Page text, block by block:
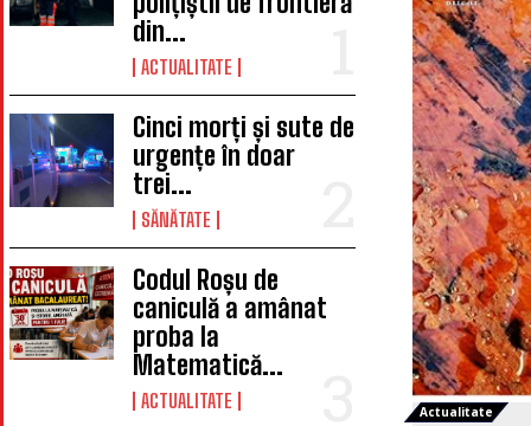
din...
ACTUALITATE
Cinci morți și sute de
urgențe în doar
trei...
SĂNĂTATE
Codul Roșu de
caniculă a amânat
proba la
Matematică...
ACTUALITATE
Actualitate